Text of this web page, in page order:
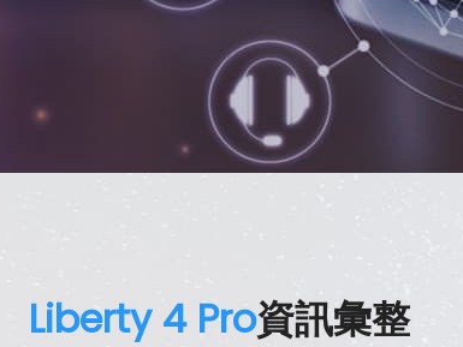
Liberty 4 Pro資訊彙整